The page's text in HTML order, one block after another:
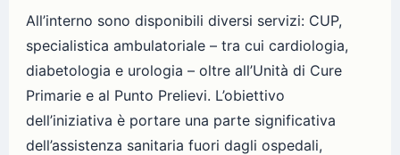
All’interno sono disponibili diversi servizi: CUP,
specialistica ambulatoriale – tra cui cardiologia,
diabetologia e urologia – oltre all’Unità di Cure
Primarie e al Punto Prelievi. L’obiettivo
dell’iniziativa è portare una parte significativa
dell’assistenza sanitaria fuori dagli ospedali,